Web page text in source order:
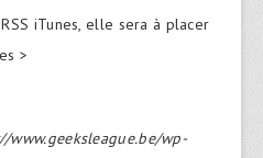
iTunes, elle sera à placer
>
wp-